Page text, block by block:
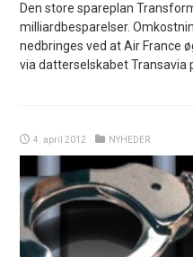
Den store spareplan
milliardbesparelser.
nedbringes ved at Air France
via datterselskabet Transavia
4. april 2012 NYHEDER